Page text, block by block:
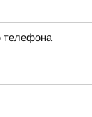
телефона